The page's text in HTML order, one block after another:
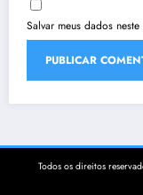
Salvar meus dados
Todos os direitos